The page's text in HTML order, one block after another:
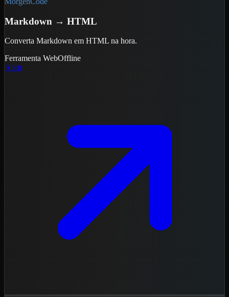
Markdown → HTML
Converta Markdown em HTML na hora.
Ferramenta WebOffline
Abrir